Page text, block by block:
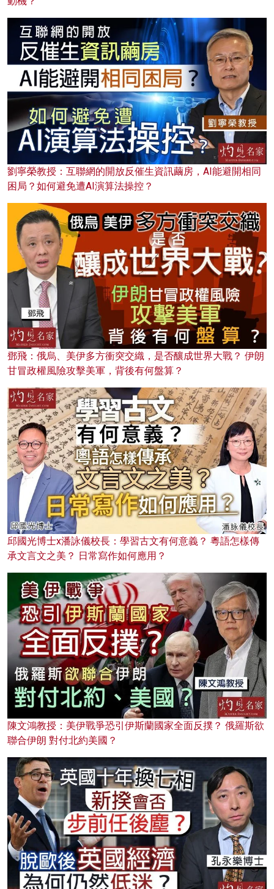
劉寧榮教授：互聯網的開放反催生資訊繭房，AI能避開相同
困局？如何避免遭AI演算法操控？
鄧飛：俄烏、美伊多方衝突交織，是否釀成世界大戰？ 伊朗
甘冒政權風險攻擊美軍，背後有何盤算？
邱國光博士x潘詠儀校長：學習古文有何意義？ 粵語怎樣傳
承文言文之美？ 日常寫作如何應用？
陳文鴻教授：美伊戰爭恐引伊斯蘭國家全面反撲？ 俄羅斯欲
聯合伊朗 對付北約美國？